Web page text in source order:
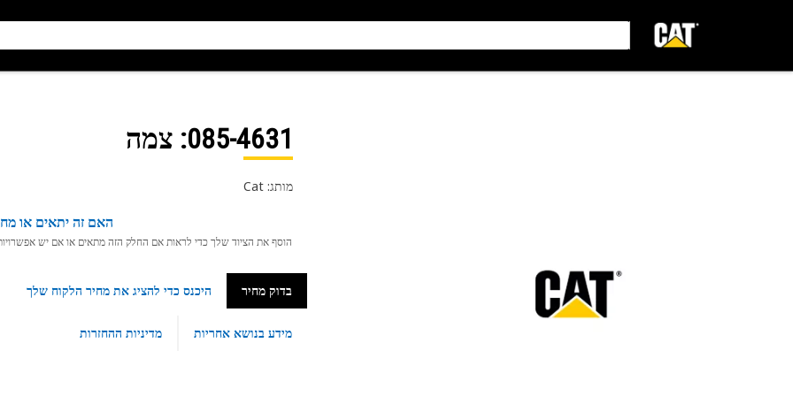
085-4631: צמה
מותג: Cat
האם זה יתאים או
הוסף את הציוד שלך כדי לראות אם החלק הזה מתאים או אם יש אפשרויות
בדוק מחיר היכנס כדי להציג את מחיר הלקוח שלך
מידע בנושא אחריות מדיניות ההחזרות